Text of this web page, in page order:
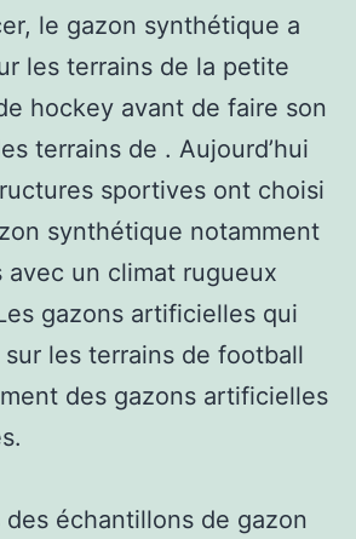
le gazon synthétique a
les terrains de la petite
hockey avant de faire son
terrains de . Aujourd’hui
sportives ont choisi
synthétique notamment
avec un climat rugueux
gazons artificielles qui
les terrains de football
des gazons artificielles
échantillons de gazon